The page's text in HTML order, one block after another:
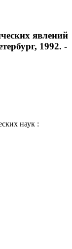
явлений
1992. -
наук :